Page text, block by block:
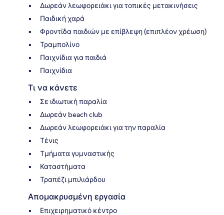
Δωρεάν λεωφορειάκι για τοπικές μετακινήσεις
Παιδική χαρά
Φροντίδα παιδιών με επίβλεψη (επιπλέον χρέωση)
Τραμπολίνο
Παιχνίδια για παιδιά
Παιχνίδια
Τι να κάνετε
Σε ιδιωτική παραλία
Δωρεάν beach club
Δωρεάν λεωφορειάκι για την παραλία
Τένις
Τμήματα γυμναστικής
Καταστήματα
Τραπέζι μπιλιάρδου
Απομακρυσμένη εργασία
Επιχειρηματικό κέντρο